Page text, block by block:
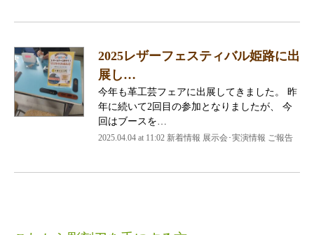
2025レザーフェスティバル姫路に出
展し…
今年も革工芸フェアに出展してきました。 昨
年に続いて2回目の参加となりましたが、 今
回はブースを…
2025.04.04 at 11:02 新着情報 展示会･実演情報 ご報告